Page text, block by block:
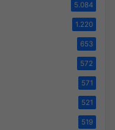
5.084
1.220
653
572
571
521
519